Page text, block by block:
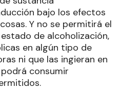
bajo los efectos
Y no se permitirá el
de alcoholización,
en algún tipo de
ni que las ingieran en
consumir